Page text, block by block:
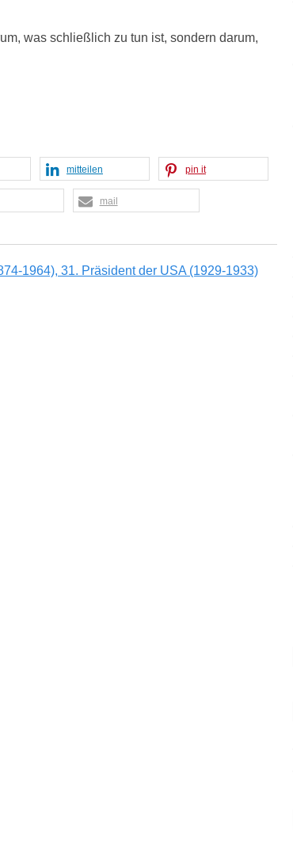
was schließlich zu tun ist, sondern darum,
mitteilen pin it
mail